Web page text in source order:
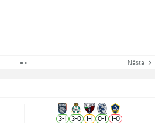
Nästa
3-1 3-0 1-1 0-1 1-0